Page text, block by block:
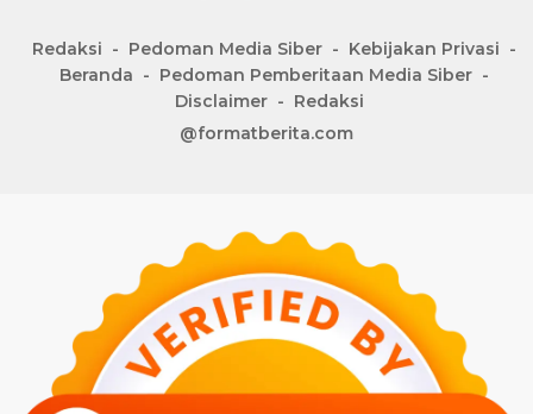
Redaksi Pedoman Media Siber
Kebijakan Privasi
Beranda
Pedoman Pemberitaan Media Siber
Disclaimer
Redaksi
@formatberita.com